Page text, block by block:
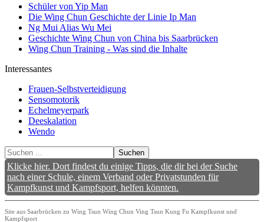
Schüler von Yip Man
Die Wing Chun Geschichte der Linie Ip Man
Ng Mui Alias Wu Mei
Geschichte Wing Chun von China bis Saarbrücken
Wing Chun Training - Was sind die Inhalte
Interessantes
Frauen-Selbstverteidigung
Sensomotorik
Echelmeyerpark
Deeskalation
Wendo
Suchen
Klicke hier. Dort findest du einige Tipps, die dir bei der Suche
nach einer Schule, einem Verband oder Privatstunden für
Kampfkunst und Kampfsport, helfen könnten.
Site aus Saarbrücken zu Wing Tsun Wing Chun Ving Tsun Kung Fu Kampfkunst und
Kampfsport